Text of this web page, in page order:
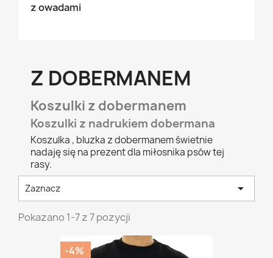
z owadami
Z DOBERMANEM
Koszulki z dobermanem
Koszulki z nadrukiem dobermana
Koszulka , bluzka z dobermanem świetnie
nadaję się na prezent dla miłosnika psów tej
rasy.
Zaznacz 
Pokazano 1-7 z 7 pozycji
-4%